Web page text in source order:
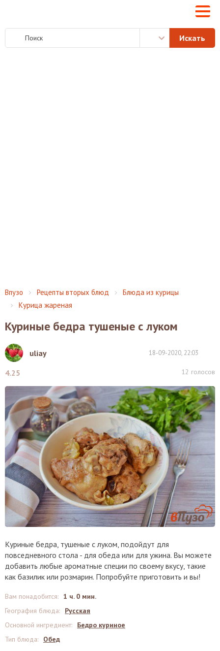
Впузо Рецепты вторых блюд
Блюда из курицы
Курица жареная
Куриные бедра тушеные с луком
uliay 18-09-2020, 22:03
4.25 12 голосов
Куриные бедра, тушеные с луком, подойдут для
повседневного стола - для обеда или для ужина. Вы можете
добавить любые ароматные специи по своему вкусу, такие
как базилик или розмарин. Попробуйте приготовить и вы!
Вам понадобится: 1 ч. 0 мин.
География блюда:
Русская
Основной ингредиент:
Бедро куриное
Тип блюда: Обед